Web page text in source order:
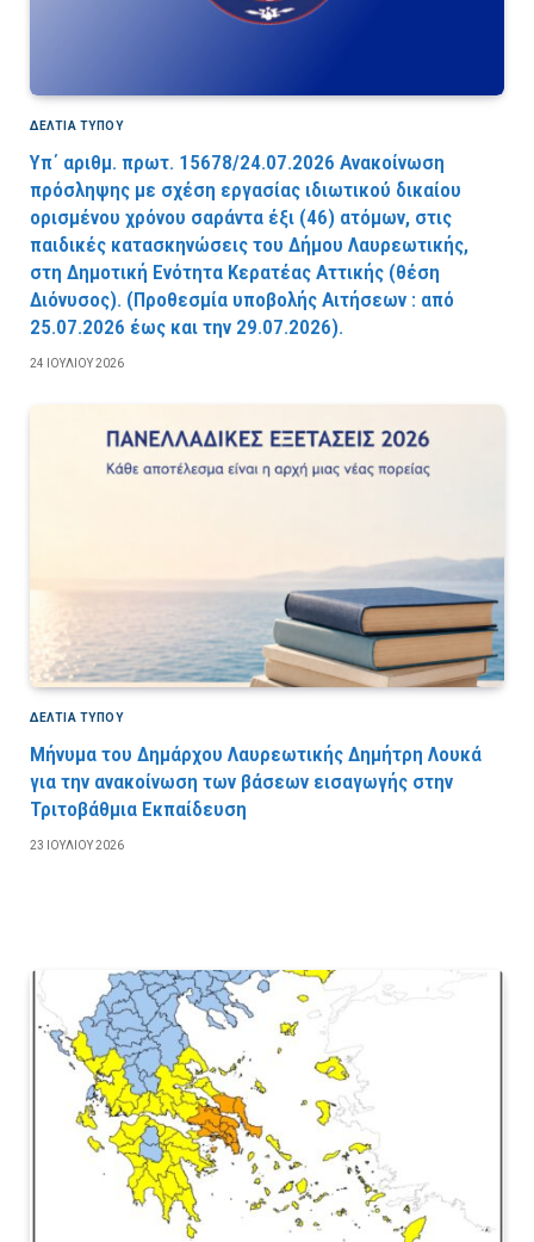
ΔΕΛΤΙΑ ΤΥΠΟΥ
Υπ΄ αριθμ. πρωτ. 15678/24.07.2026 Ανακοίνωση
πρόσληψης με σχέση εργασίας ιδιωτικού δικαίου
ορισμένου χρόνου σαράντα έξι (46) ατόμων, στις
παιδικές κατασκηνώσεις του Δήμου Λαυρεωτικής,
στη Δημοτική Ενότητα Κερατέας Αττικής (θέση
Διόνυσος). (Προθεσμία υποβολής Αιτήσεων : από
25.07.2026 έως και την 29.07.2026).
24 ΙΟΥΛΊΟΥ 2026
ΔΕΛΤΙΑ ΤΥΠΟΥ
Μήνυμα του Δημάρχου Λαυρεωτικής Δημήτρη Λουκά
για την ανακοίνωση των βάσεων εισαγωγής στην
Τριτοβάθμια Εκπαίδευση
23 ΙΟΥΛΊΟΥ 2026